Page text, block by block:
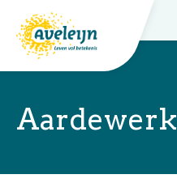
Aardewerk